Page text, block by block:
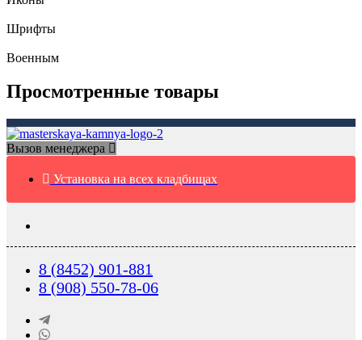
Шрифты
Военным
Просмотренные товары
Вызов менеджера
Установка на всех кладбищах
8 (8452) 901-881
8 (908) 550-78-06